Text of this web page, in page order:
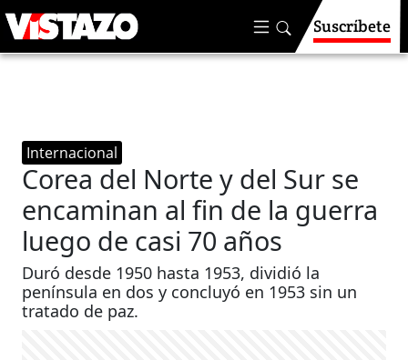
Suscríbete
Internacional
Corea del Norte y del Sur se
encaminan al fin de la guerra
luego de casi 70 años
Duró desde 1950 hasta 1953, dividió la
península en dos y concluyó en 1953 sin un
tratado de paz.